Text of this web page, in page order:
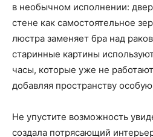
в необычном исполнении:
стене как самостоятельное
люстра заменяет бра над
старинные картины
часы, которые уже не
добавляя пространству
Не упустите возможность
создала потрясающий